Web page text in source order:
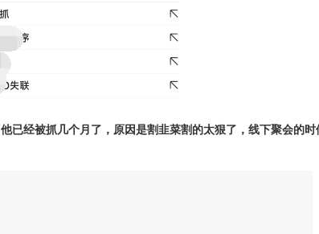
他已经被抓几个月了，原因是割韭菜割的太狠了，线下聚会的